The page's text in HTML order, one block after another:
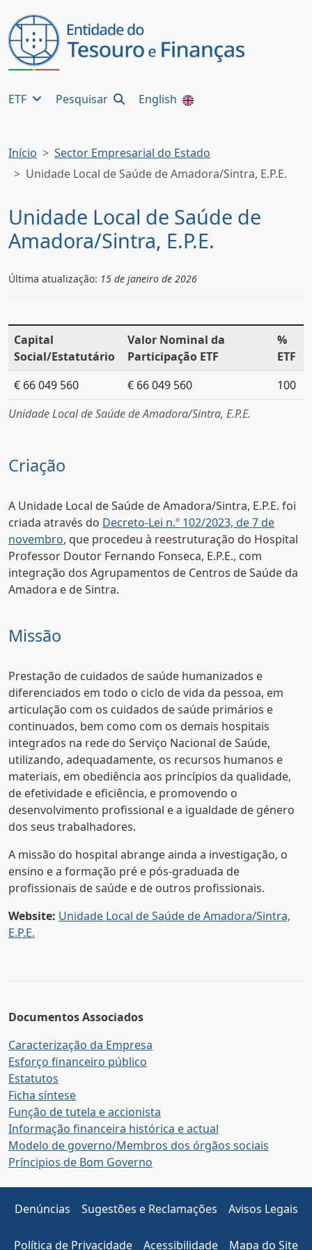
ETF Pesquisar English
Início
Sector Empresarial do Estado
Unidade Local de Saúde de Amadora/Sintra, E.P.E.
Unidade Local de Saúde de
Amadora/Sintra, E.P.E.
Última atualização: 15 de janeiro de 2026
Unidade Local de Saúde de Amadora/Sintra, E.P.E.
Capital
Social/Estatutário
Valor Nominal da
Participação ETF
%
ETF
€ 66 049 560
€ 66 049 560 100
Criação
A Unidade Local de Saúde de Amadora/Sintra, E.P.E. foi
criada através do Decreto-Lei n.º 102/2023, de 7 de
novembro, que procedeu à reestruturação do Hospital
Professor Doutor Fernando Fonseca, E.P.E., com
integração dos Agrupamentos de Centros de Saúde da
Amadora e de Sintra.
Missão
Prestação de cuidados de saúde humanizados e
diferenciados em todo o ciclo de vida da pessoa, em
articulação com os cuidados de saúde primários e
continuados, bem como com os demais hospitais
integrados na rede do Serviço Nacional de Saúde,
utilizando, adequadamente, os recursos humanos e
materiais, em obediência aos princípios da qualidade,
de efetividade e eficiência, e promovendo o
desenvolvimento profissional e a igualdade de género
dos seus trabalhadores.
A missão do hospital abrange ainda a investigação, o
ensino e a formação pré e pós-graduada de
profissionais de saúde e de outros profissionais.
Website: Unidade Local de Saúde de Amadora/Sintra,
E.P.E.
Documentos Associados
Caracterização da Empresa
Esforço financeiro público
Estatutos
Ficha síntese
Função de tutela e accionista
Informação financeira histórica e actual
Modelo de governo/Membros dos órgãos sociais
Príncipios de Bom Governo
Denúncias Sugestões e Reclamações Avisos Legais
Política de Privacidade Acessibilidade Mapa do Site